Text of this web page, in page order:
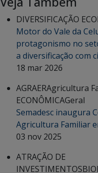
DIVERSIFICAÇÃO
Motor do Vale da
protagonismo no
a diversificação com
18 mar 2026
AGRAERAgricultura
ECONÔMICAGeral
Semadesc inaugura
Agricultura Familiar
03 nov 2025
ATRAÇÃO DE
INVESTIMENTOS